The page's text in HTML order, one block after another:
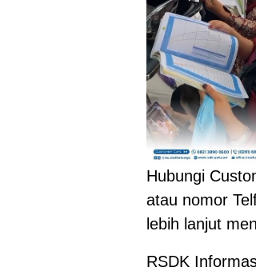
Hubungi
atau nomor
lebih lanjut
RSDK